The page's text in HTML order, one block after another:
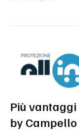
Più
by